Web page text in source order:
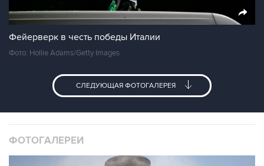
Фейерверк в честь победы Италии
Фото: Hollie Adams/Getty Images
СЛЕДУЮЩАЯ ФОТОГАЛЕРЕЯ
ФОТОГАЛЕРЕИ